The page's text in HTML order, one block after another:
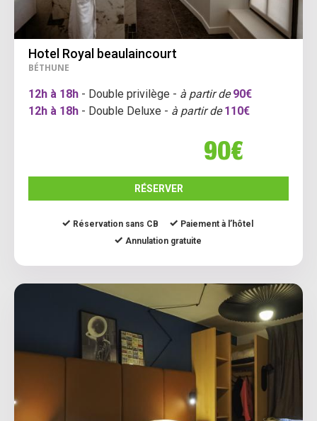
Hotel Royal beaulaincourt
BÉTHUNE
12h à 18h - Double privilège - à partir de 90€
12h à 18h - Double Deluxe - à partir de 110€
90€
RÉSERVER
Réservation sans CB
Paiement à l’hôtel
Annulation gratuite